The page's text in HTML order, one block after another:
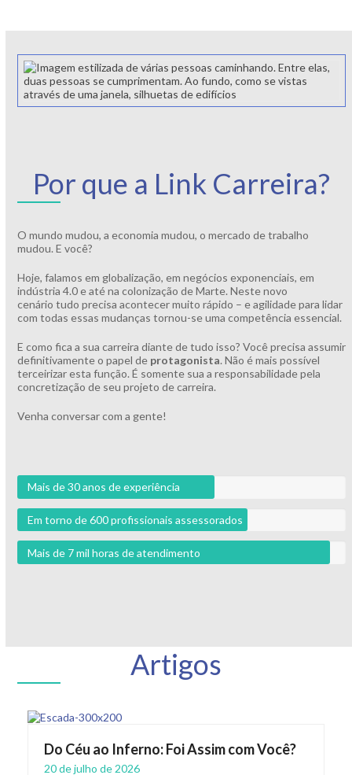
Por que a Link Carreira?
O mundo mudou, a economia mudou, o mercado de trabalho
mudou. E você?
Hoje, falamos em globalização, em negócios exponenciais, em
indústria 4.0 e até na colonização de Marte. Neste novo
cenário tudo precisa acontecer muito rápido – e agilidade para lidar
com todas essas mudanças tornou-se uma competência essencial.
E como fica a sua carreira diante de tudo isso? Você precisa assumir
definitivamente o papel de protagonista. Não é mais possível
terceirizar esta função. É somente sua a responsabilidade pela
concretização de seu projeto de carreira.
Venha conversar com a gente!
Mais de 30 anos de experiência
Em torno de 600 profissionais assessorados
Mais de 7 mil horas de atendimento
Artigos
Do Céu ao Inferno: Foi Assim com Você?
20 de julho de 2026